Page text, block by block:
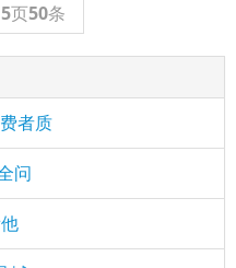
5页50条
者质
问